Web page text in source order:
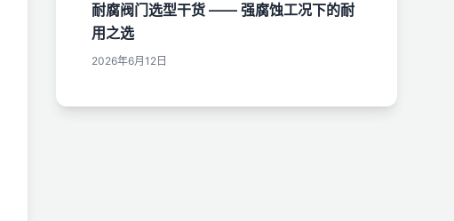
耐腐阀门选型干货 —— 强腐蚀工况下的耐
用之选
2026年6月12日